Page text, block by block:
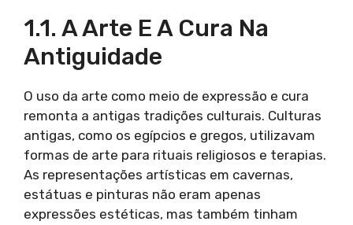
1.1. A Arte E A Cura Na
Antiguidade
O uso da arte como meio de expressão e cura
remonta a antigas tradições culturais. Culturas
antigas, como os egípcios e gregos, utilizavam
formas de arte para rituais religiosos e terapias.
As representações artísticas em cavernas,
estátuas e pinturas não eram apenas
expressões estéticas, mas também tinham